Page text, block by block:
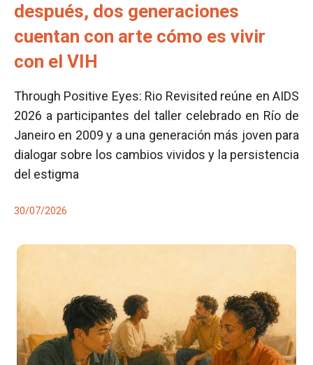
después, dos generaciones
cuentan con arte cómo es vivir
con el VIH
Through Positive Eyes: Rio Revisited reúne en AIDS
2026 a participantes del taller celebrado en Río de
Janeiro en 2009 y a una generación más joven para
dialogar sobre los cambios vividos y la persistencia
del estigma
30/07/2026